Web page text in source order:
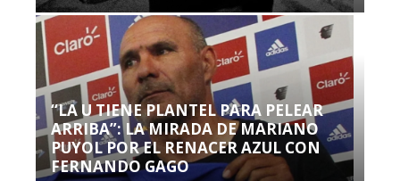
“LA U TIENE PLANTEL PARA PELEAR
ARRIBA”: LA MIRADA DE MARIANO
PUYOL POR EL RENACER AZUL CON
FERNANDO GAGO